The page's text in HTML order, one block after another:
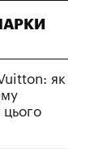
як
цього